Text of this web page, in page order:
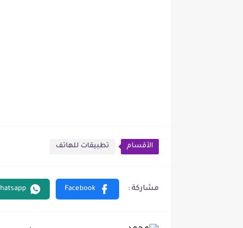
الأقسام تطبيقات للهاتف